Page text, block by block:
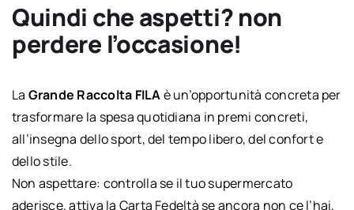
Quindi che aspetti? non
perdere l’occasione!
La Grande Raccolta FILAè un’opportunità concreta per
trasformare la spesa quotidiana in premi concreti,
all’insegna dello sport, del tempo libero, del confort e
dello stile.
Non aspettare: controlla se il tuo supermercato
aderisce, attiva la Carta Fedeltà se ancora non ce l’hai,